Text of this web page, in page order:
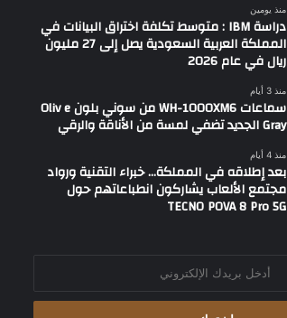
منذ يومين
دراسة IBM : متوسط تكلفة اختراق البيانات في
المملكة العربية السعودية يصل إلى 27 مليون
ريال في عام 2026
منذ 3 أيام
سماعات WH-1000XM6 من سوني بلون Oliv e
Gray الجديد تضفي لمسة من الأناقة والرقي
منذ 4 أيام
بعد إطلاقه في المملكة… خبراء التقنية ورواد
مجتمع الألعاب يشاركون انطباعاتهم حول
TECNO POVA 8 Pro 5G